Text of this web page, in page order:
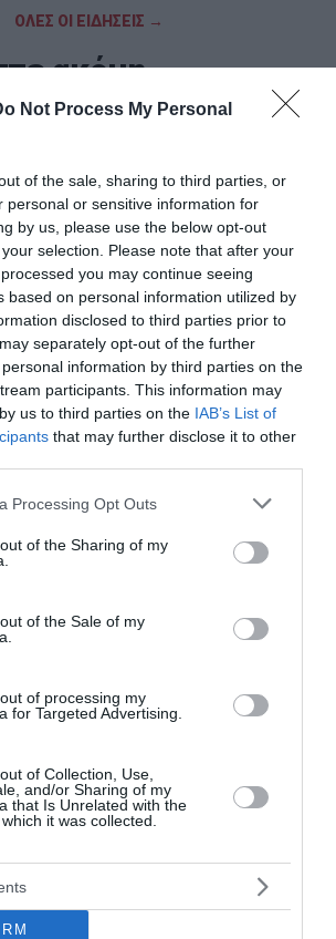
Not Process My Personal
of the sale, sharing to third parties, or
personal or sensitive information for
by us, please use the below opt-out
selection. Please note that after your
you may continue seeing
based on personal information utilized by
disclosed to third parties prior to
separately opt-out of the further
information by third parties on the
participants. This information may
us to third parties on the IAB’s List of
that may further disclose it to other
website/app uses one or more Google
visit or usage behaviour. You may click to
to Google and its third-party tags to
specified purposes in below Google
Processing Opt Outs
of the Sharing of my
of the Sale of my
of processing my
for Targeted Advertising.
of Collection, Use,
and/or Sharing of my
that Is Unrelated with the
it was collected.
ΟΛΕΣ ΟΙ ΕΙΔΗΣΕΙΣ →
ακόμη
των εφημερίδων της
2026
των εφημερίδων της
2026